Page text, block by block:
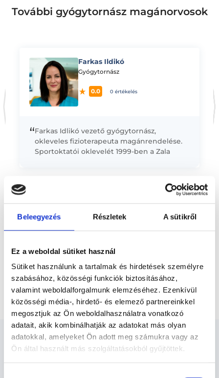
Beleegyezés Részletek A sütikről
Ez a weboldal sütiket használ
Sütiket használunk a tartalmak és hirdetések személyre
szabásához, közösségi funkciók biztosításához,
valamint weboldalforgalmunk elemzéséhez. Ezenkívül
közösségi média-, hirdető- és elemező partnereinkkel
megosztjuk az Ön weboldalhasználatra vonatkozó
adatait, akik kombinálhatják az adatokat más olyan
adatokkal, amelyeket Ön adott meg számukra vagy az
Ön által használt más szolgáltatásokból gyűjtöttek.
További gyógytornász magánorvosok
Farkas Ildikó
Gyógytornász
0.0 0 értékelés
“Farkas Idlikó vezető gyógytornász,
okleveles fizioterapeuta magánrendelése.
Sportoktatói oklevelét 1999-ben a Zala
Orvostudományi Egyetem Egészségügyi
Előző* Szakorvos jelölt (rezidens): általános orvosi oklevéllel rendelkező
orvos, aki jogszabályok szerinti szakorvosi szakképesítés
önállóan nem végezhető szakmai tevékenységért teljes
felelősségét kizárja esetleges névazonosságért bármely szakorvos
Főoldal Gyógytornász Súlycsökkentő torna